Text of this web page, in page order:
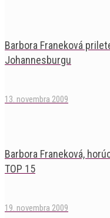
Barbora Franeková
Johannesburgu
13. novembra 2009
Barbora Franeková,
TOP 15
19. novembra 2009